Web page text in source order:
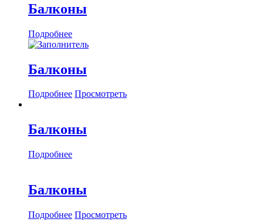
Балконы
Подробнее
Балконы
Подробнее Просмотреть
Балконы
Подробнее
Балконы
Подробнее Просмотреть